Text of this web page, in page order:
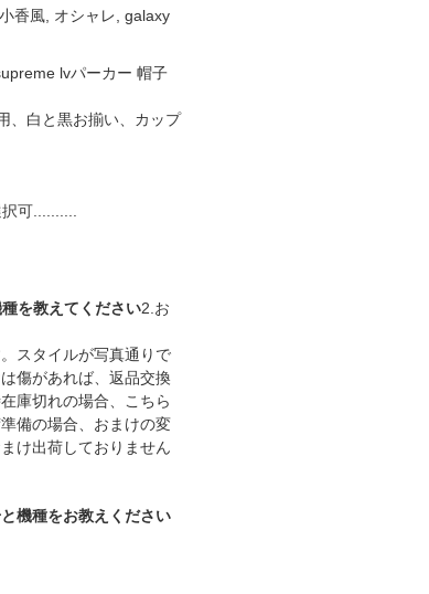
香風, オシャレ, galaxy
lvパーカー 帽子
、白と黒お揃い、カップ
可..........
を教えてください2.お
スタイルが写真通りで
傷があれば、返品交換
庫切れの場合、こちら
備の場合、おまけの変
け出荷しておりません
機種をお教えください